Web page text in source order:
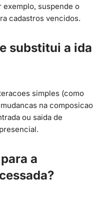
exemplo, suspende o
cadastros vencidos.
substitui a ida
simples (como
na composicao
ou saida de
a